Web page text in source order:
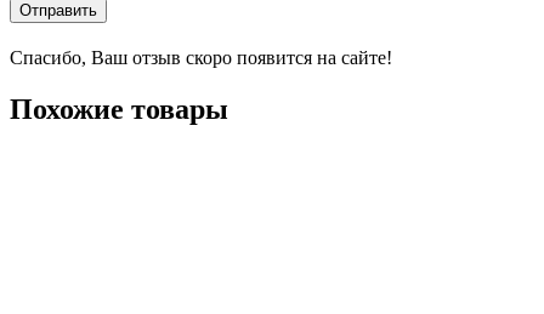
Отправить
Спасибо, Ваш отзыв скоро появится на сайте!
Похожие товары